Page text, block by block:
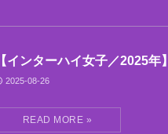
【インターハイ女子／2025年】
2025-08-26